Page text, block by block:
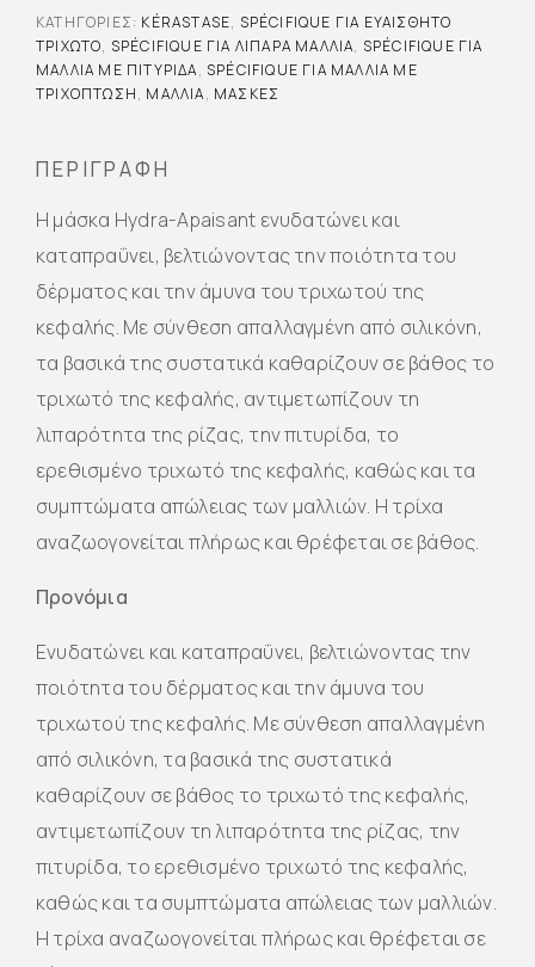
ΠΕΡΙΓΡΑΦΉ
Η μάσκα Hydra-Apaisant ενυδατώνει και
καταπραΰνει, βελτιώνοντας την ποιότητα του
δέρματος και την άμυνα του τριχωτού της
κεφαλής. Με σύνθεση απαλλαγμένη από σιλικόνη,
τα βασικά της συστατικά καθαρίζουν σε βάθος το
τριχωτό της κεφαλής, αντιμετωπίζουν τη
λιπαρότητα της ρίζας, την πιτυρίδα, το
ερεθισμένο τριχωτό της κεφαλής, καθώς και τα
συμπτώματα απώλειας των μαλλιών. Η τρίχα
αναζωογονείται πλήρως και θρέφεται σε βάθος.
Προνόμια
Ενυδατώνει και καταπραΰνει, βελτιώνοντας την
ποιότητα του δέρματος και την άμυνα του
τριχωτού της κεφαλής. Με σύνθεση απαλλαγμένη
από σιλικόνη, τα βασικά της συστατικά
καθαρίζουν σε βάθος το τριχωτό της κεφαλής,
αντιμετωπίζουν τη λιπαρότητα της ρίζας, την
πιτυρίδα, το ερεθισμένο τριχωτό της κεφαλής,
καθώς και τα συμπτώματα απώλειας των μαλλιών.
Η τρίχα αναζωογονείται πλήρως και θρέφεται σε
ΚΑΤΗΓΟΡΊΕΣ: KÉRASTASE, SPÉCIFIQUE ΓΙΑ ΕΥΑΊΣΘΗΤΟ
ΤΡΙΧΩΤΌ, SPÉCIFIQUE ΓΙΑ ΛΙΠΑΡΆ ΜΑΛΛΙΆ, SPÉCIFIQUE ΓΙΑ
ΜΑΛΛΙΆ ΜΕ ΠΙΤΥΡΊΔΑ, SPÉCIFIQUE ΓΙΑ ΜΑΛΛΙΆ ΜΕ
ΤΡΙΧΌΠΤΩΣΗ, ΜΑΛΛΙΆ, ΜΆΣΚΕΣ